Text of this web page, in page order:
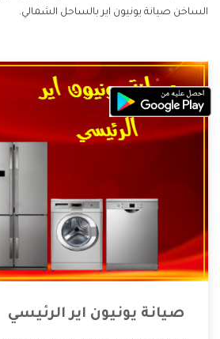
الساخن صيانة يونيون اير بالساحل الشمالي.
صيانة يونيون اير الرئيسي